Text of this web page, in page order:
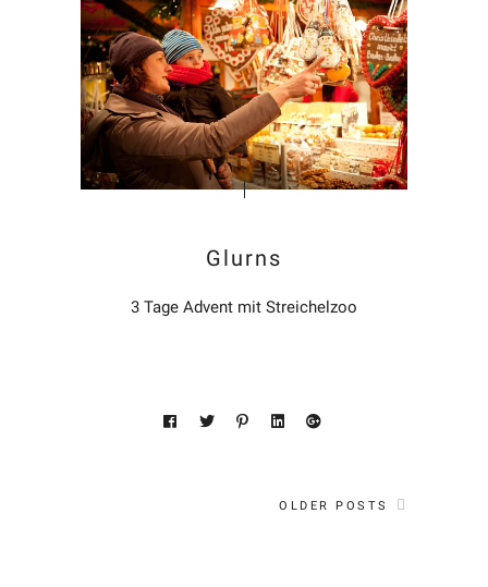
Glurns
3 Tage Advent mit Streichelzoo
OLDER POSTS